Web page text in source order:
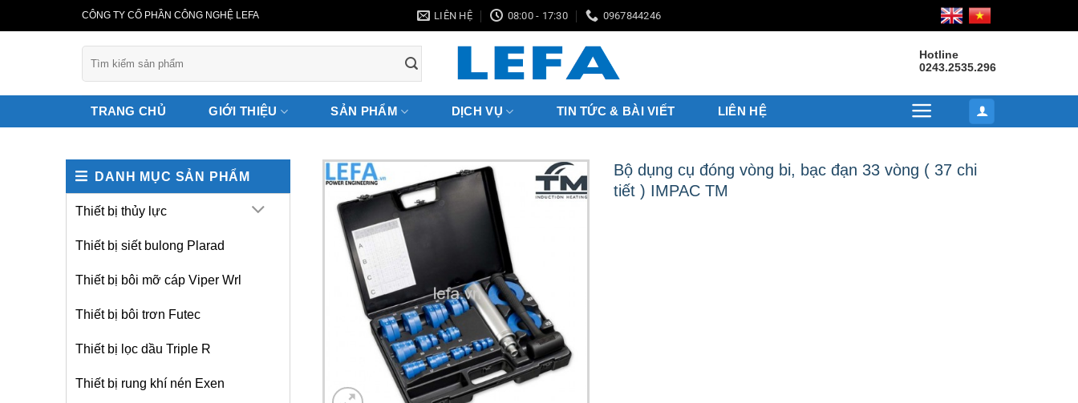
qua
CÔNG TY CỔ PHẦN CÔNG NGHỆ LEFA LIÊN HỆ 08:00 - 17:30 0967844246
kiếm:
Hotline
0243.2535.296
TRANG CHỦ GIỚI THIỆU SẢN PHẨM DỊCH VỤ TIN TỨC & BÀI VIẾT LIÊN HỆ
DANH MỤC SẢN PHẨM
Thiết bị thủy lực
Thiết bị siết bulong Plarad
Thiết bị bôi mỡ cáp Viper Wrl
Thiết bị bôi trơn Futec
Thiết bị lọc dầu Triple R
Thiết bị rung khí nén Exen
Bộ dụng cụ đóng vòng bi, bạc đạn 33 vòng ( 37 chi
tiết ) IMPAC TM